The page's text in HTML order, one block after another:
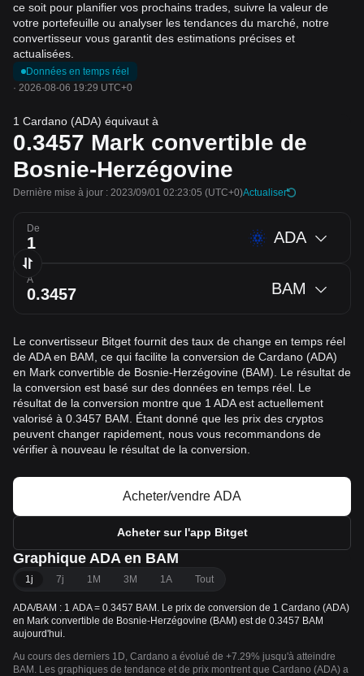
ce soit pour planifier vos prochains trades, suivre la valeur de
votre portefeuille ou analyser les tendances du marché, notre
convertisseur vous garantit des estimations précises et
actualisées.
Données en temps réel
· 2026-08-06 19:29 UTC+0
1 Cardano (ADA) équivaut à
0.3457 Mark convertible de
Bosnie-Herzégovine
Dernière mise à jour : 2023/09/01 02:23:05 (UTC+0)Actualiser
De ADA
À BAM
Le convertisseur Bitget fournit des taux de change en temps réel
de ADA en BAM, ce qui facilite la conversion de Cardano (ADA)
en Mark convertible de Bosnie-Herzégovine (BAM). Le résultat de
la conversion est basé sur des données en temps réel. Le
résultat de la conversion montre que 1 ADA est actuellement
valorisé à 0.3457 BAM. Étant donné que les prix des cryptos
peuvent changer rapidement, nous vous recommandons de
vérifier à nouveau le résultat de la conversion.
Acheter/vendre ADA
Acheter sur l'app Bitget
Graphique ADA en BAM
1j 7j 1M 3M 1A Tout
ADA/BAM : 1 ADA = 0.3457 BAM. Le prix de conversion de 1 Cardano (ADA)
en Mark convertible de Bosnie-Herzégovine (BAM) est de 0.3457 BAM
aujourd'hui.
Au cours des derniers 1D, Cardano a évolué de +7.29% jusqu'à atteindre
BAM. Les graphiques de tendance et de prix montrent que Cardano (ADA) a